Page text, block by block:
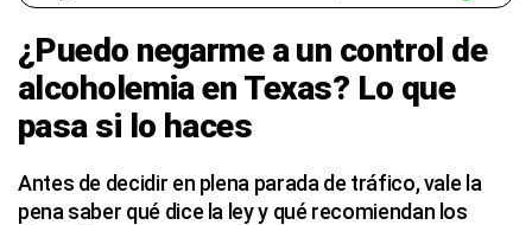
¿Puedo negarme a un control de
alcoholemia en Texas? Lo que
pasa si lo haces
Antes de decidir en plena parada de tráfico, vale la
pena saber qué dice la ley y qué recomiendan los